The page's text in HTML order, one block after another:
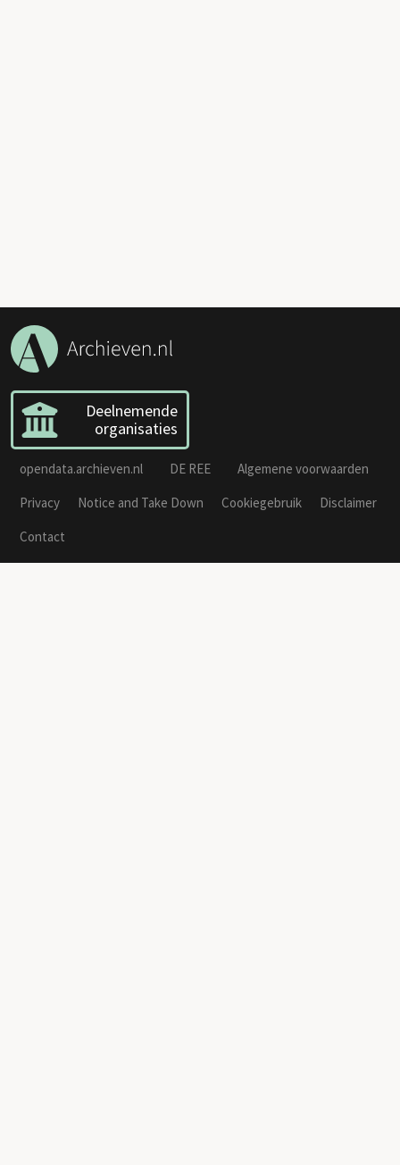
Deelnemende
organisaties
opendata.archieven.nl DE REE
Algemene voorwaarden
Privacy
Notice and Take Down Cookiegebruik
Disclaimer
Contact